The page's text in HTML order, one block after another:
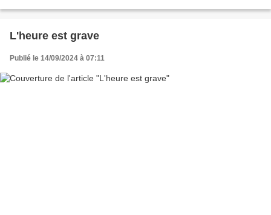
L'heure est grave
Publié le 14/09/2024 à 07:11